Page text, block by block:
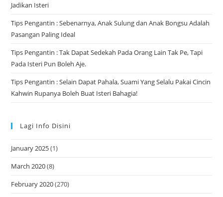
Jadikan Isteri
Tips Pengantin : Sebenarnya, Anak Sulung dan Anak Bongsu Adalah
Pasangan Paling Ideal
Tips Pengantin : Tak Dapat Sedekah Pada Orang Lain Tak Pe, Tapi
Pada Isteri Pun Boleh Aje.
Tips Pengantin : Selain Dapat Pahala, Suami Yang Selalu Pakai Cincin
Kahwin Rupanya Boleh Buat Isteri Bahagia!
Lagi Info Disini
January 2025(1)
March 2020(8)
February 2020(270)